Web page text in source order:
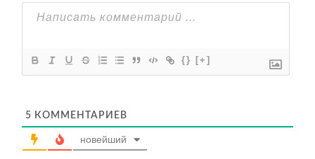
{} [+]
5 КОММЕНТАРИЕВ
новейший